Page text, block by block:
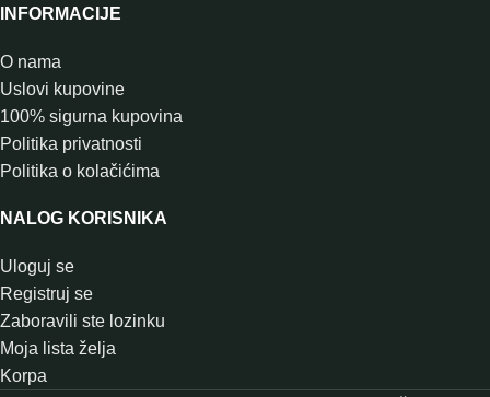
INFORMACIJE
O nama
Uslovi kupovine
100% sigurna kupovina
Politika privatnosti
Politika o kolačićima
NALOG KORISNIKA
Uloguj se
Registruj se
Zaboravili ste lozinku
Moja lista želja
Korpa